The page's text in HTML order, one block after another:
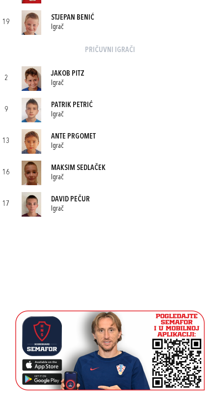
19
STJEPAN BENIĆ
Igrač
PRIČUVNI IGRAČI
2
JAKOB PITZ
Igrač
9
PATRIK PETRIĆ
Igrač
13
ANTE PRGOMET
Igrač
16
MAKSIM SEDLAČEK
Igrač
17
DAVID PEČUR
Igrač